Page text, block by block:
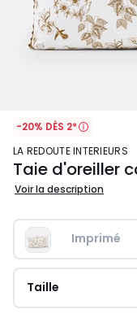
-20% DÈS 2*
LA REDOUTE INTERIEURS
Taie d'oreiller
Voir la description
Imprimé
Taille